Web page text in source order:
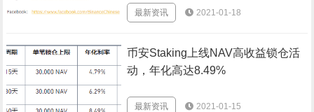
最新资讯 2021-01-18
币安Staking上线NAV高收益锁仓活
动，年化高达8.49%
最新资讯 2021-01-15